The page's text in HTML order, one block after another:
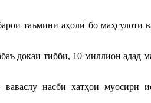
таъмини аҳолӣ бо маҳсулоти
докаи тиббӣ, 10 миллион адад
насби хатҳои муосири